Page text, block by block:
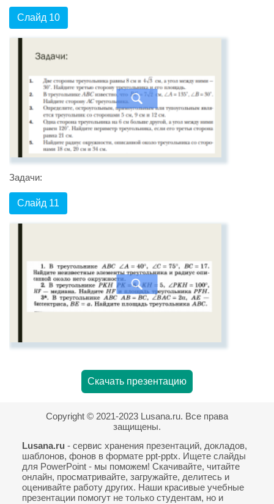
Слайд 10
Задачи:
Слайд 11
Скачать презентацию
Copyright © 2021-2023 Lusana.ru. Все права
защищены.
Lusana.ru - сервис хранения презентаций, докладов,
шаблонов, фонов в формате ppt-pptx. Ищете слайды
для PowerPoint - мы поможем! Скачивайте, читайте
онлайн, просматривайте, загружайте, делитесь и
оценивайте работу других. Наши красивые учебные
презентации помогут не только студентам, но и